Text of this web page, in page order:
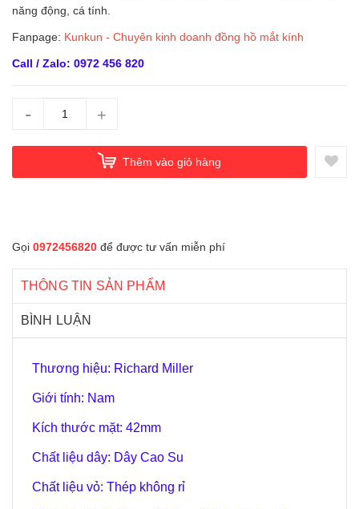
năng động, cá tính.
Fanpage: Kunkun - Chuyên kinh doanh đồng hồ mắt kính
Call / Zalo: 0972 456 820
- +
Thêm vào giỏ hàng
Gọi 0972456820 để được tư vấn miễn phí
THÔNG TIN SẢN PHẨM
BÌNH LUẬN
Thương hiệu: Richard Miller
Giới tính: Nam
Kích thước mặt: 42mm
Chất liệu dây: Dây Cao Su
Chất liệu vỏ: Thép không rỉ